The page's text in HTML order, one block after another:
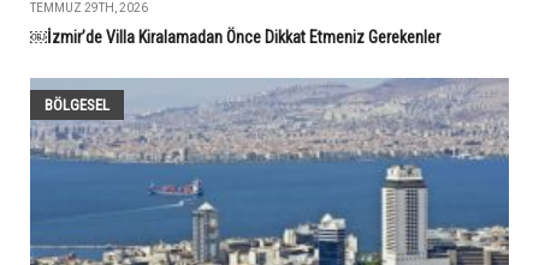
TEMMUZ 29TH, 2026
￼İzmir’de Villa Kiralamadan Önce Dikkat Etmeniz Gerekenler
BÖLGESEL